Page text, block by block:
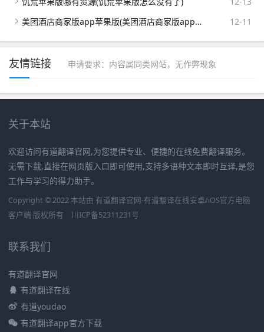
美团酒店商家版app苹果版(美团酒店商家版app苹果版下载)
12-11
友情链接 申请要求：内容属同类网站，无作弊现象
关于本站
欢迎访问有道翻译官网,为您提供专业、便捷的在线免费翻译服务。
无需下载,直接在网页版入口即可使用,支持多语种文本即时互译,是您
工作与学习的得力助手。
Copyright © 2022 本站由 有道翻译官网-有道翻译在线安卓/iOS官方电脑
客户端 版权所有
川ICP备52311231号
联系我们
有道翻译官网
有道翻译在线
有道youdao
有道翻译app官方下载